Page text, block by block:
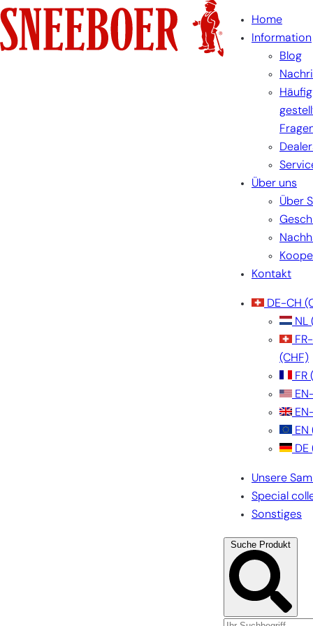
Skip
to
content
Home
Information
Blog
Häufig
Über uns
Über
Kontakt
DE-CH
NL
(CHF)
FR
EN
DE
Unsere
Special
Sonstiges
Suche Produkt